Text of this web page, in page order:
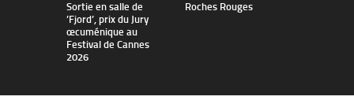
Sortie en salle de
’Fjord’, prix du Jury
œcuménique au
Festival de Cannes
2026
Roches Rouges